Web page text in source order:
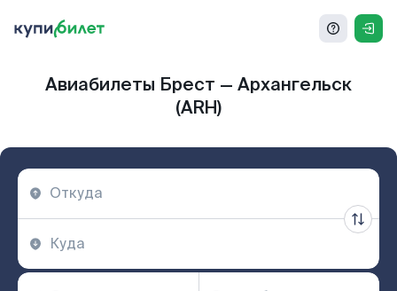
Авиабилеты Брест — Архангельск
(ARH)